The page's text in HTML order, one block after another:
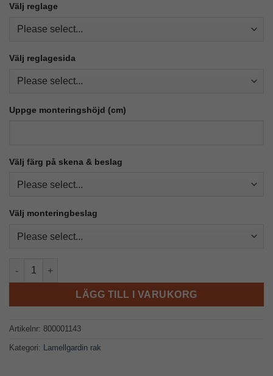
Välj reglage
Välj reglagesida
Uppge monteringshöjd (cm)
Välj färg på skena & beslag
Välj monteringbeslag
Tecno 100 Lamellgardin Rak mängd
LÄGG TILL I VARUKORG
Artikelnr: 800001143
Kategori: Lamellgardin rak